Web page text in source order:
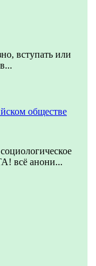
вступать или
обществе
всё анони...